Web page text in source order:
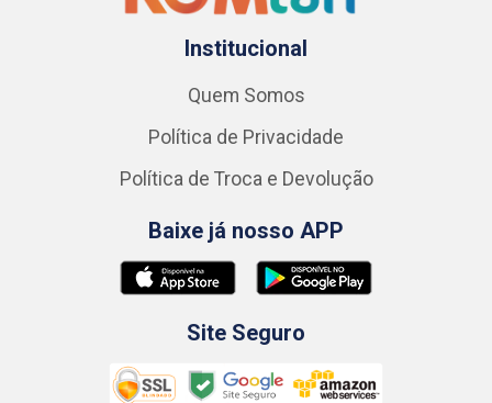
Institucional
Quem Somos
Política de Privacidade
Política de Troca e Devolução
Baixe já nosso APP
Site Seguro